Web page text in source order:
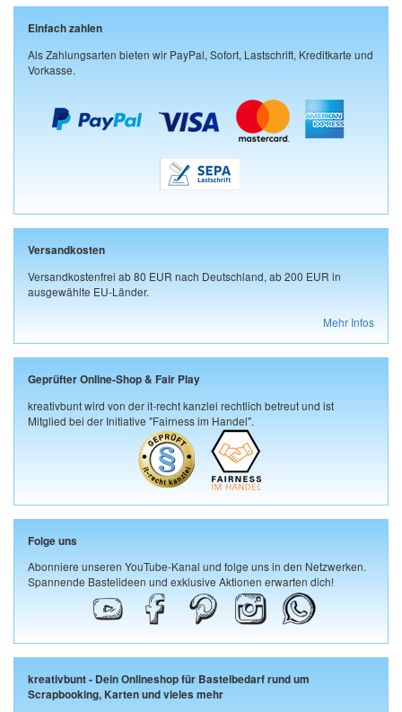
Einfach zahlen
Als Zahlungsarten bieten wir PayPal, Sofort, Lastschrift, Kreditkarte und
Vorkasse.
Versandkosten
Versandkostenfrei ab 80 EUR nach Deutschland, ab 200 EUR in
ausgewählte EU-Länder.
Mehr Infos
Geprüfter Online-Shop & Fair Play
kreativbunt wird von der it-recht kanzlei rechtlich betreut und ist
Mitglied bei der Initiative "Fairness im Handel".
Folge uns
Abonniere unseren YouTube-Kanal und folge uns in den Netzwerken.
Spannende Bastelideen und exklusive Aktionen erwarten dich!
kreativbunt - Dein Onlineshop für Bastelbedarf rund um
Scrapbooking, Karten und vieles mehr